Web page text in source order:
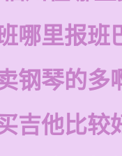
哪里报班
钢琴的多
吉他比较